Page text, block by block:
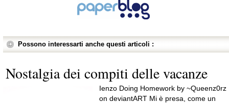
Possono interessarti anche questi articoli :
Nostalgia dei compiti delle vacanze
Ienzo Doing Homework by ~Queenz0rz
on deviantART Mi è presa, come un